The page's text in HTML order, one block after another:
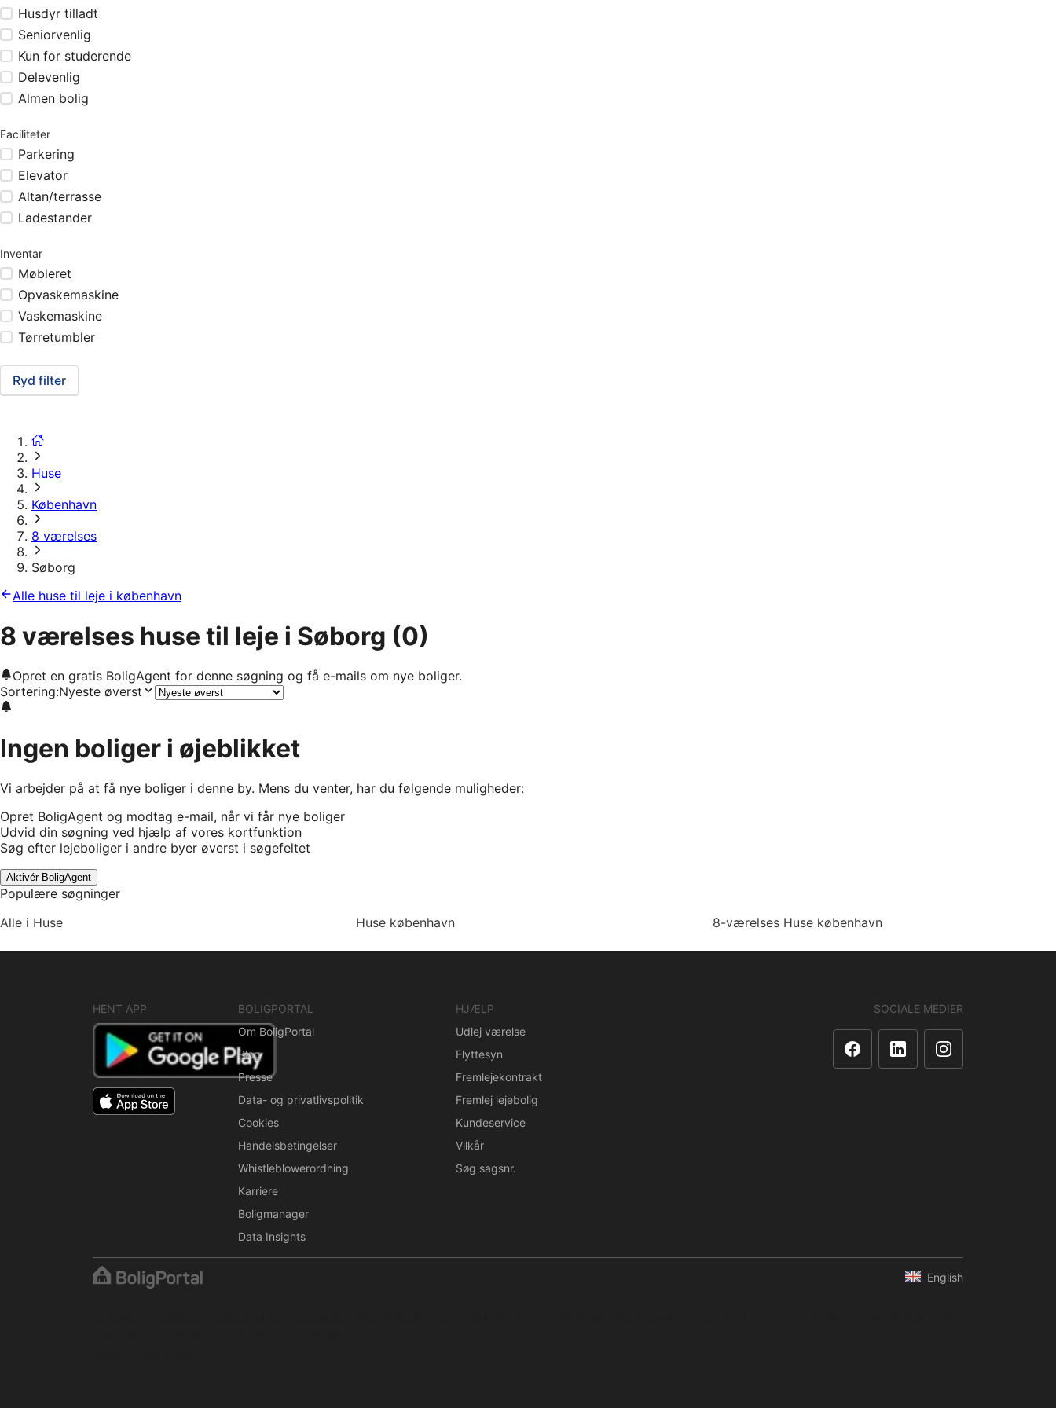
Husdyr tilladt
Seniorvenlig
Kun for studerende
Delevenlig
Almen bolig
Faciliteter
Parkering
Elevator
Altan/terrasse
Ladestander
Inventar
Møbleret
Opvaskemaskine
Vaskemaskine
Tørretumbler
Ryd filter
Huse
København
8 værelses
Søborg
Alle huse til leje i københavn
8 værelses huse til leje i Søborg (0)
Opret en gratis BoligAgent for denne søgning og få e-mails om nye boliger.
Sortering:Nyeste øverst
Ingen boliger i øjeblikket
Vi arbejder på at få nye boliger i denne by. Mens du venter, har du følgende muligheder:
Opret BoligAgent og modtag e-mail, når vi får nye boliger
Udvid din søgning ved hjælp af vores kortfunktion
Søg efter lejeboliger i andre byer øverst i søgefeltet
Aktivér BoligAgent
Populære søgninger
Alle i Huse
Huse københavn 8-værelses Huse københavn
HENT APP
BOLIGPORTAL
Om BoligPortal
Blog
Presse
Data- og privatlivspolitik
Cookies
Handelsbetingelser
Whistleblowerordning
Karriere
Boligmanager
Data Insights
HJÆLP
Udlej værelse
Flyttesyn
Fremlejekontrakt
Fremlej lejebolig
Kundeservice
Vilkår
Søg sagsnr.
SOCIALE MEDIER
English